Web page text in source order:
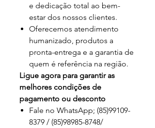
e dedicação total ao bem-
estar dos nossos clientes.
Oferecemos atendimento
humanizado, produtos a
pronta-entrega e a garantia de
quem é referência na região.
Ligue agora para garantir as
melhores condições de
pagamento ou desconto
Fale no WhatsApp; (85)99109-
8379 / (85)98985-8748/